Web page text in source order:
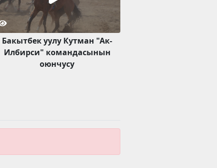
Бакытбек уулу Кутман "Ак-
Илбирси" командасынын
оюнчусу